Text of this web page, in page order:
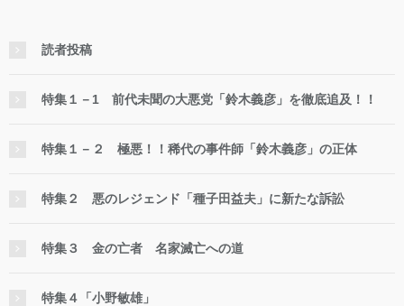
読者投稿
特集１－1 前代未聞の大悪党「鈴木義彦」を徹底追及！！
特集１－２ 極悪！！稀代の事件師「鈴木義彦」の正体
特集２ 悪のレジェンド「種子田益夫」に新たな訴訟
特集３ 金の亡者 名家滅亡への道
特集４「小野敏雄」